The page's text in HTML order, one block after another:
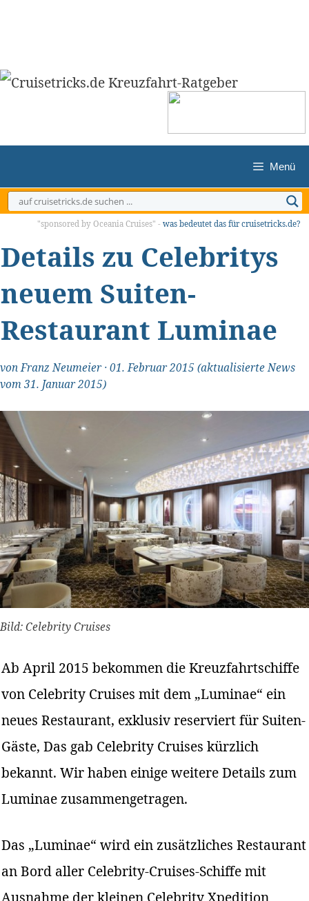
Menü
"sponsored by Oceania Cruises" - was bedeutet das für cruisetricks.de?
Details zu Celebritys
neuem Suiten-
Restaurant Luminae
vonFranz Neumeier·01. Februar 2015 (aktualisierte News
vom 31. Januar 2015)
Bild: Celebrity Cruises
Ab April 2015 bekommen die Kreuzfahrtschiffe
von Celebrity Cruises mit dem „Luminae“ ein
neues Restaurant, exklusiv reserviert für Suiten-
Gäste, Das gab Celebrity Cruises kürzlich
bekannt. Wir haben einige weitere Details zum
Luminae zusammengetragen.
Das „Luminae“ wird ein zusätzliches Restaurant
an Bord aller Celebrity-Cruises-Schiffe mit
Ausnahme der kleinen Celebrity Xpedition